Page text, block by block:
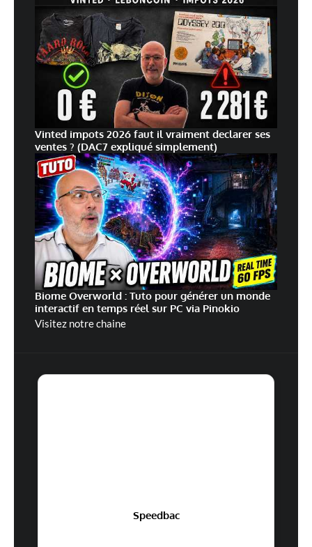
Vinted impots 2026 faut il vraiment declarer ses
ventes ? (DAC7 expliqué simplement)
Biome Overworld : Tuto pour générer un monde
interactif en temps réel sur PC via Pinokio
Visitez notre chaine
Speedbac